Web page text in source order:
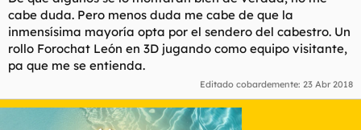
cabe duda. Pero menos duda me cabe de que la
inmensísima mayoría opta por el sendero del cabestro. Un
rollo Forochat León en 3D jugando como equipo visitante,
pa que me se entienda.
Editado cobardemente: 23 Abr 2018